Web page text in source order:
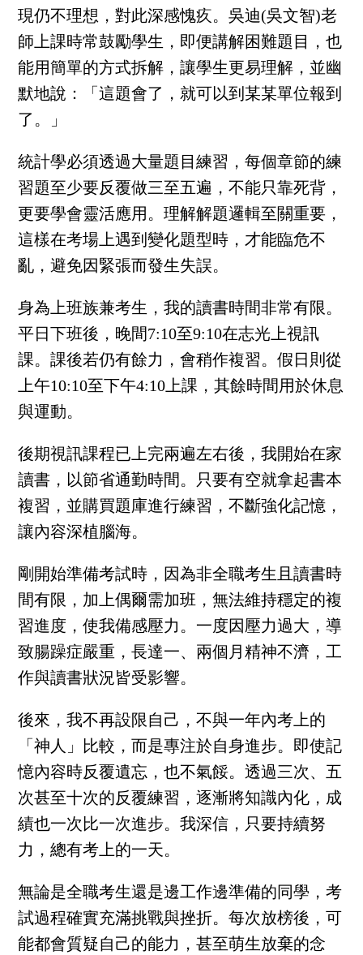
現仍不理想，對此深感愧疚。吳迪(吳文智)老
師上課時常鼓勵學生，即便講解困難題目，也
能用簡單的方式拆解，讓學生更易理解，並幽
默地說：「這題會了，就可以到某某單位報到
了。」
統計學必須透過大量題目練習，每個章節的練
習題至少要反覆做三至五遍，不能只靠死背，
更要學會靈活應用。理解解題邏輯至關重要，
這樣在考場上遇到變化題型時，才能臨危不
亂，避免因緊張而發生失誤。
身為上班族兼考生，我的讀書時間非常有限。
平日下班後，晚間7:10至9:10在志光上視訊
課。課後若仍有餘力，會稍作複習。假日則從
上午10:10至下午4:10上課，其餘時間用於休息
與運動。
後期視訊課程已上完兩遍左右後，我開始在家
讀書，以節省通勤時間。只要有空就拿起書本
複習，並購買題庫進行練習，不斷強化記憶，
讓內容深植腦海。
剛開始準備考試時，因為非全職考生且讀書時
間有限，加上偶爾需加班，無法維持穩定的複
習進度，使我備感壓力。一度因壓力過大，導
致腸躁症嚴重，長達一、兩個月精神不濟，工
作與讀書狀況皆受影響。
後來，我不再設限自己，不與一年內考上的
「神人」比較，而是專注於自身進步。即使記
憶內容時反覆遺忘，也不氣餒。透過三次、五
次甚至十次的反覆練習，逐漸將知識內化，成
績也一次比一次進步。我深信，只要持續努
力，總有考上的一天。
無論是全職考生還是邊工作邊準備的同學，考
試過程確實充滿挑戰與挫折。每次放榜後，可
能都會質疑自己的能力，甚至萌生放棄的念